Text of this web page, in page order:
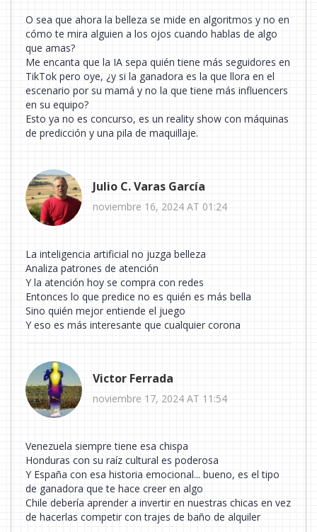
O sea que ahora la belleza se mide en algoritmos y no en
cómo te mira alguien a los ojos cuando hablas de algo
que amas?
Me encanta que la IA sepa quién tiene más seguidores en
TikTok pero oye, ¿y si la ganadora es la que llora en el
escenario por su mamá y no la que tiene más influencers
en su equipo?
Esto ya no es concurso, es un reality show con máquinas
de predicción y una pila de maquillaje.
Julio C. Varas García
noviembre 16, 2024 AT 01:24
La inteligencia artificial no juzga belleza
Analiza patrones de atención
Y la atención hoy se compra con redes
Entonces lo que predice no es quién es más bella
Sino quién mejor entiende el juego
Y eso es más interesante que cualquier corona
Victor Ferrada
noviembre 17, 2024 AT 11:54
Venezuela siempre tiene esa chispa
Honduras con su raíz cultural es poderosa
Y España con esa historia emocional... bueno, es el tipo
de ganadora que te hace creer en algo
Chile debería aprender a invertir en nuestras chicas en vez
de hacerlas competir con trajes de baño de alquiler